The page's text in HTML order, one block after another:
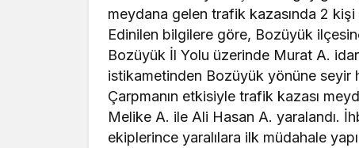
meydana gelen trafik kazasında 2 kişi
Edinilen bilgilere göre, Bozüyük
Bozüyük İl Yolu üzerinde Murat A.
istikametinden Bozüyük yönüne seyir
Çarpmanın etkisiyle trafik kazası
Melike A. ile Ali Hasan A. yaralandı.
ekiplerince yaralılara ilk müdahale